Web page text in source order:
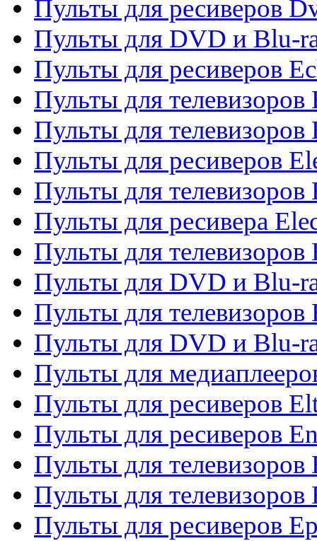
Пульты для ресиверов
Пульты для DVD и Blu-
Пульты для ресиверов
Пульты для телевизоров
Пульты для телевизоров
Пульты для ресиверов
Пульты для телевизоров
Пульты для ресивера
Пульты для телевизоров
Пульты для DVD и Blu-
Пульты для телевизоров
Пульты для DVD и Blu-
Пульты для
Пульты для ресиверов
Пульты для ресиверов
Пульты для телевизоров
Пульты для телевизоров
Пульты для ресиверов